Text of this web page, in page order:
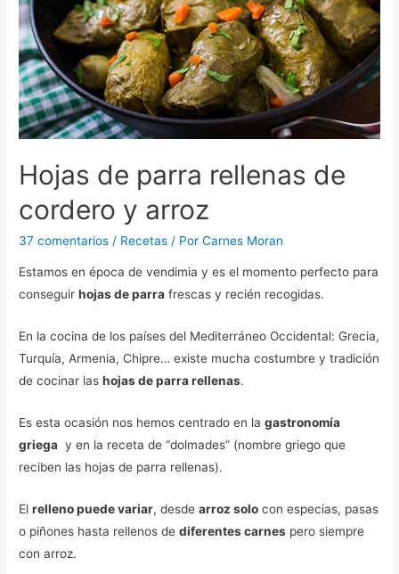
Hojas de parra rellenas de
cordero y arroz
37 comentarios / Recetas / PorCarnes Moran
Estamos en época de vendimia y es el momento perfecto para
conseguirhojas de parra frescas y recién recogidas.
En la cocina de los países del Mediterráneo Occidental: Grecia,
Turquía, Armenia, Chipre… existe mucha costumbre y tradición
de cocinar lashojas de parra rellenas.
Es esta ocasión nos hemos centrado en lagastronomía
griega y en la receta de “dolmades” (nombre griego que
reciben las hojas de parra rellenas).
Elrelleno puede variar, desdearroz solo con especias, pasas
o piñones hasta rellenos dediferentes carnes pero siempre
con arroz.